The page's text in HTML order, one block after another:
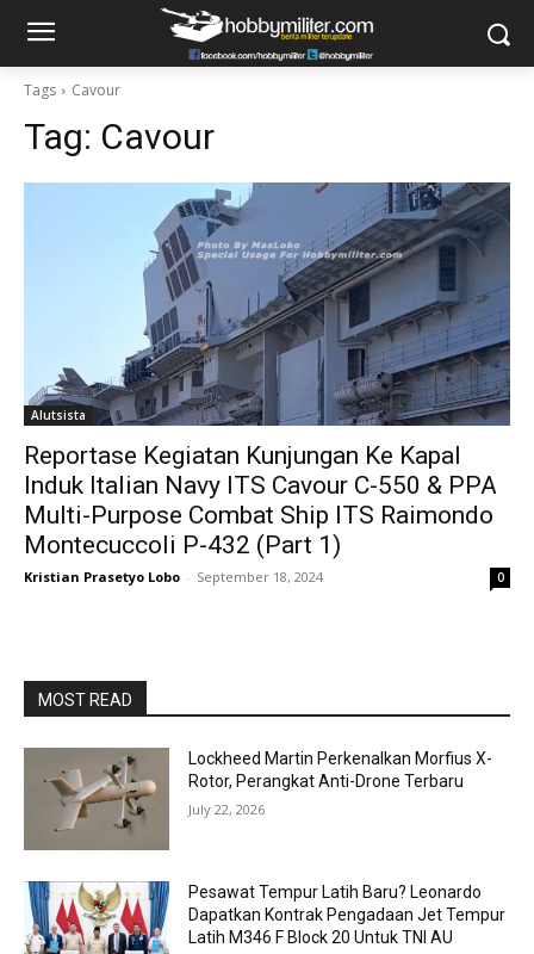
Tags Cavour
Tag: Cavour
Alutsista
Reportase Kegiatan Kunjungan Ke Kapal
Induk Italian Navy ITS Cavour C-550 & PPA
Multi-Purpose Combat Ship ITS Raimondo
Montecuccoli P-432 (Part 1)
Kristian Prasetyo Lobo - September 18, 2024 0
MOST READ
Lockheed Martin Perkenalkan Morfius X-
Rotor, Perangkat Anti-Drone Terbaru
July 22, 2026
Pesawat Tempur Latih Baru? Leonardo
Dapatkan Kontrak Pengadaan Jet Tempur
Latih M346 F Block 20 Untuk TNI AU